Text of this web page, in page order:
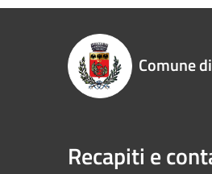
Comune
Recapiti e